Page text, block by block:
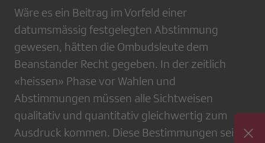
Wäre es ein Beitrag im Vorfeld einer
datumsmässig festgelegten Abstimmung
gewesen, hätten die Ombudsleute dem
Beanstander Recht gegeben. In der zeitlich
«heissen» Phase vor Wahlen und
Abstimmungen müssen alle Sichtweisen
qualitativ und quantitativ gleichwertig zum
Ausdruck kommen. Diese Bestimmungen seien